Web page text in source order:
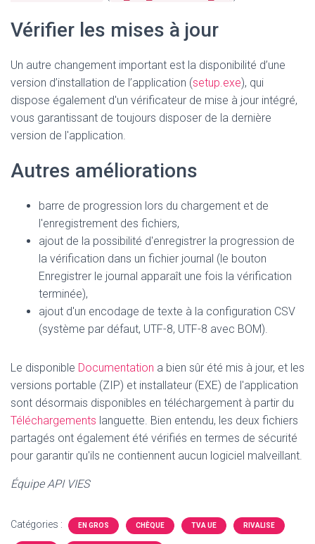
Vérifier les mises à jour
Un autre changement important est la disponibilité d’une
version d’installation de l’application (setup.exe), qui
dispose également d'un vérificateur de mise à jour intégré,
vous garantissant de toujours disposer de la dernière
version de l'application.
Autres améliorations
barre de progression lors du chargement et de
l'enregistrement des fichiers,
ajout de la possibilité d'enregistrer la progression de
la vérification dans un fichier journal (le bouton
Enregistrer le journal apparaît une fois la vérification
terminée),
ajout d'un encodage de texte à la configuration CSV
(système par défaut, UTF-8, UTF-8 avec BOM).
Le disponible Documentation a bien sûr été mis à jour, et les
versions portable (ZIP) et installateur (EXE) de l'application
sont désormais disponibles en téléchargement à partir du
Téléchargements languette. Bien entendu, les deux fichiers
partagés ont également été vérifiés en termes de sécurité
pour garantir qu'ils ne contiennent aucun logiciel malveillant.
Équipe API VIES
Catégories : EN GROS CHÈQUE TVA UE RIVALISE